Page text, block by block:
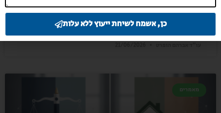
מאמרים
כן, אשמח לשיחת ייעוץ ללא עלות